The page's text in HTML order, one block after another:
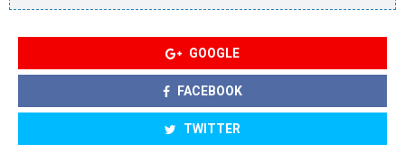
GOOGLE
FACEBOOK
TWITTER